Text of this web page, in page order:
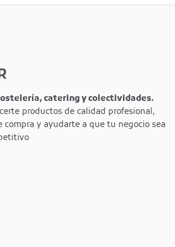
catering y colectividades.
productos de calidad profesional,
compra y ayudarte a que tu negocio sea